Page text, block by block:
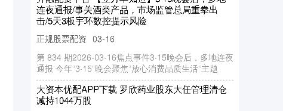
起来。“宝宝咳嗽发烧了”“孩子得了手足口病”……作为
△以军发布的行动画面 当地时间19日，以色列国防军
正规股票配资03-15